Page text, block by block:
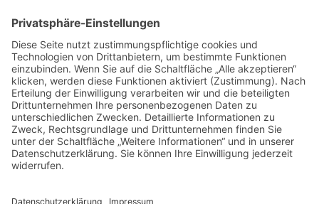
Sa und So geschlossen